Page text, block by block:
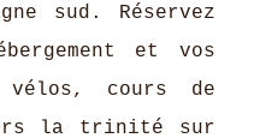
sud. Réservez
et vos
cours de
la trinité sur